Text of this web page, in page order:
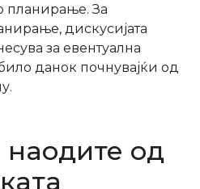
планирање. За
дискусијата
за евентуална
данок почнувајќи од
од